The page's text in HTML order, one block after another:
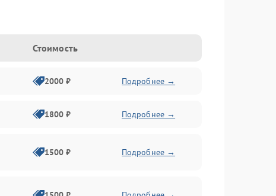
Стоимость
2000 ₽ Подробнее →
1800 ₽ Подробнее →
1500 ₽ Подробнее →